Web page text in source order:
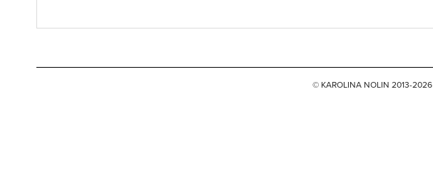
© KAROLINA NOLIN 2013-2026